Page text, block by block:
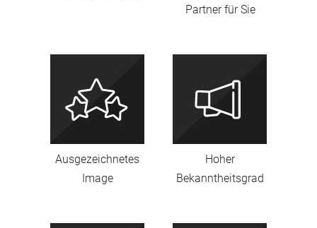
Partner für Sie
Ausgezeichnetes
Image
Hoher
Bekanntheitsgrad